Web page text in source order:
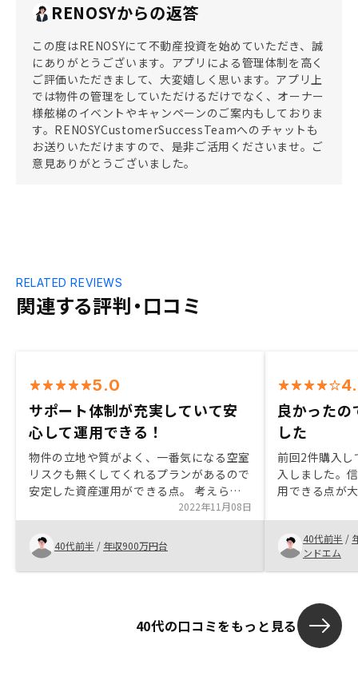
RENOSYからの返答
この度はRENOSYにて不動産投資を始めていただき、誠
にありがとうございます。アプリによる管理体制を高く
ご評価いただきまして、大変嬉しく思います。アプリ上
では物件の管理をしていただけるだけでなく、オーナー
様舷梯のイベントやキャンペーンのご案内もしておりま
す。RENOSYCustomerSuccessTeamへのチャットも
お送りいただけますので、是非ご活用くださいませ。ご
意見ありがとうございました。
関連する評判・口コミ
RELATED REVIEWS
5.0
サポート体制が充実していて安
心して運用できる！
物件の立地や質がよく、一番気になる空室
リスクも無くしてくれるプランがあるので
安定した資産運用ができる点。 考えられ
るリスクについてしっかり答えてくれた
点。 契約までがあまり負担がなくスムー
ズに契約できた点。 アプリがデザインも
よくわかりやすく、資産管理や確定申告の
サポートもある電話。
2022年11月08日
40代前半 / 年収900万円台
良かった
した
前回2件購入
入しました。
用できる点が
でやるのが良
が無いため簡
を全て代わり
がたいです。
の方がリスク
ストみたいな
きると〇
40代前半 /
ンドエム
40代の口コミをもっと見る